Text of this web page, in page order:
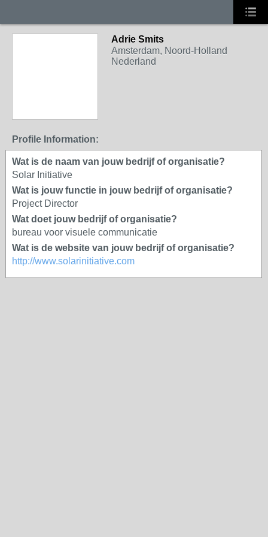
Adrie Smits
Amsterdam, Noord-Holland
Nederland
Profile Information:
Wat is de naam van jouw bedrijf of organisatie?
Solar Initiative
Wat is jouw functie in jouw bedrijf of organisatie?
Project Director
Wat doet jouw bedrijf of organisatie?
bureau voor visuele communicatie
Wat is de website van jouw bedrijf of organisatie?
http://www.solarinitiative.com